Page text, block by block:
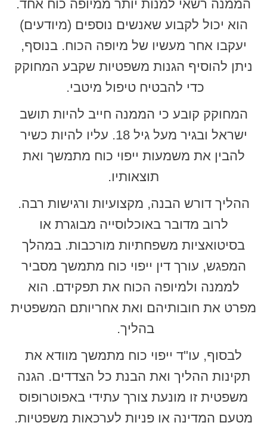
הממנה רשאי למנות יותר ממיופה כוח אחד.
הוא יכול לקבוע שאנשים נוספים (מיודעים)
יעקבו אחר מעשיו של מיופה הכוח. בנוסף,
ניתן להוסיף הגנות משפטיות שקבע המחוקק
כדי להבטיח טיפול מיטבי.
המחוקק קובע כי הממנה חייב להיות תושב
ישראל ובגיר מעל גיל 18. עליו להיות כשיר
להבין את משמעות ייפוי כוח מתמשך ואת
תוצאותיו.
ההליך דורש הבנה, מקצועיות ורגישות רבה.
לרוב מדובר באוכלוסייה מבוגרת או
בסיטואציות משפחתיות מורכבות. במהלך
המפגש, עורך דין ייפוי כוח מתמשך מסביר
לממנה ולמיופה הכוח את תפקידם. הוא
מפרט את חובותיהם ואת אחריותם המשפטית
בהליך.
לבסוף, עו"ד ייפוי כוח מתמשך מוודא את
תקינות ההליך ואת הבנת כל הצדדים. הגנה
משפטית זו מונעת צורך עתידי באפוטרופוס
מטעם המדינה או פניות לערכאות משפטיות.